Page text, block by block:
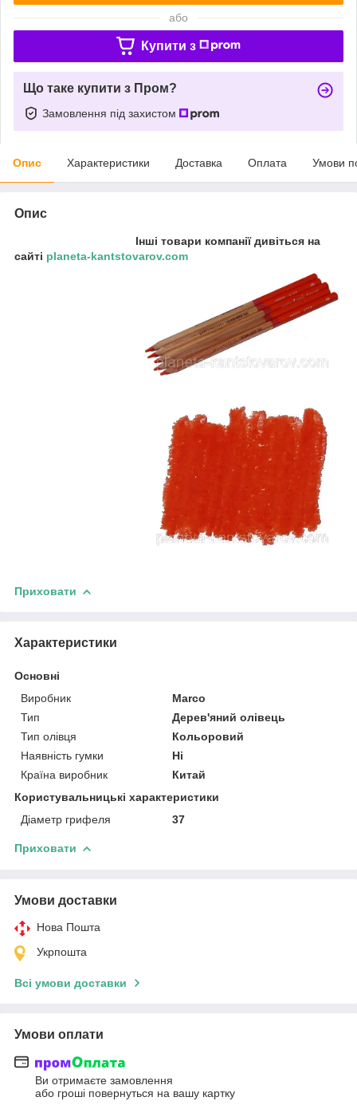
або
Купити з
Що таке купити з Пром?
Замовлення під захистом
Опис Характеристики Доставка Оплата Умови
Опис
Інші товари компанії дивіться на
сайті planeta-kantstovarov.com
Приховати
Характеристики
Основні
Виробник
Marco
Тип
Дерев'яний олівець
Тип олівця
Кольоровий
Наявність гумки
Ні
Країна виробник
Китай
Користувальницькі характеристики
Діаметр грифеля
37
Приховати
Умови доставки
Нова Пошта
Укрпошта
Всі умови доставки
Умови оплати
Ви отримаєте замовлення
або гроші повернуться на вашу картку